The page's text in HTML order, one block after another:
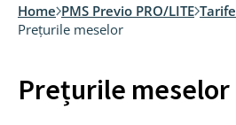
Home PMS Previo PRO/LITE Tarife
Prețurile meselor
Prețurile meselor